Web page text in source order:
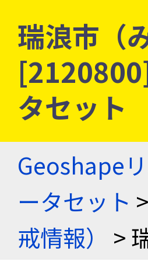
瑞浪市（
タセット
Geoshape
ータセット >
戒情報）
>